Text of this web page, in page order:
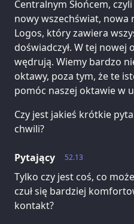
Centralnym Słońcem,
nowy wszechświat, nowa
Logos, który zawiera
doświadczył. W tej nowej
wędrują. Wiemy bardzo
oktawy, poza tym, że te
pomóc naszej oktawie w
Czy jest jakieś krótkie
chwili?
52.13
Pytający
Tylko czy jest coś, co
czuł się bardziej
kontakt?